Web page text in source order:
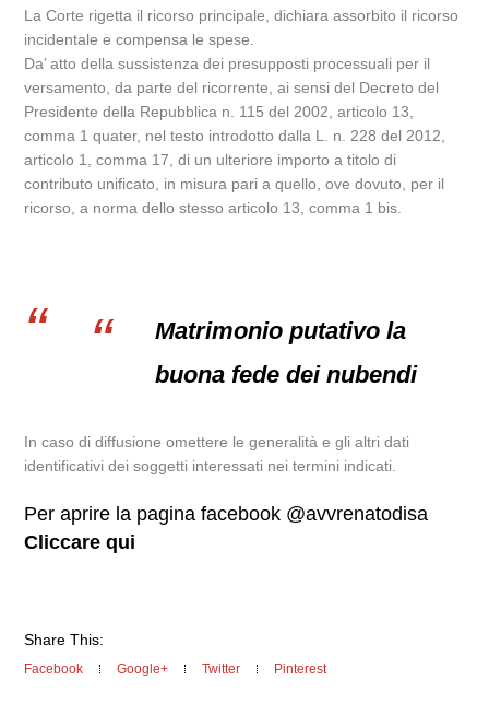
La Corte rigetta il ricorso principale, dichiara assorbito il ricorso
incidentale e compensa le spese.
Da’ atto della sussistenza dei presupposti processuali per il
versamento, da parte del ricorrente, ai sensi del Decreto del
Presidente della Repubblica n. 115 del 2002, articolo 13,
comma 1 quater, nel testo introdotto dalla L. n. 228 del 2012,
articolo 1, comma 17, di un ulteriore importo a titolo di
contributo unificato, in misura pari a quello, ove dovuto, per il
ricorso, a norma dello stesso articolo 13, comma 1 bis.
Matrimonio putativo la
buona fede dei nubendi
In caso di diffusione omettere le generalità e gli altri dati
identificativi dei soggetti interessati nei termini indicati.
Per aprire la pagina facebook @avvrenatodisa
Cliccare qui
Share This:
Facebook Google+ Twitter Pinterest